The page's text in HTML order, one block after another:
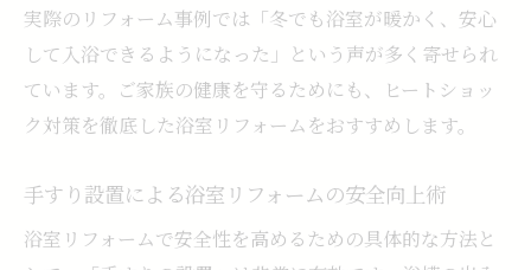
実際のリフォーム事例では「冬でも浴室が暖かく、安心
して入浴できるようになった」という声が多く寄せられ
ています。ご家族の健康を守るためにも、ヒートショッ
ク対策を徹底した浴室リフォームをおすすめします。
手すり設置による浴室リフォームの安全向上術
浴室リフォームで安全性を高めるための具体的な方法と